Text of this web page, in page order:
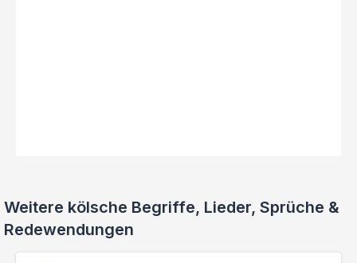
Weitere kölsche Begriffe, Lieder, Sprüche &
Redewendungen